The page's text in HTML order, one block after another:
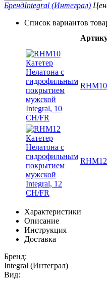
БрендIntegral (Интеграл)
Список вариантов
RHM10
RHM12
Характеристики
Описание
Инструкция
Доставка
Бренд:
Integral (Интеграл)
Вид: